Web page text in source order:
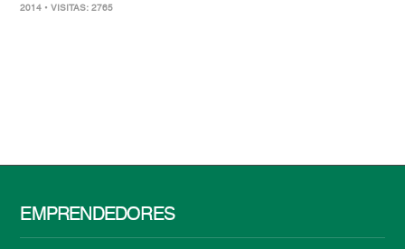
2014 • VISITAS: 2765
EMPRENDEDORES